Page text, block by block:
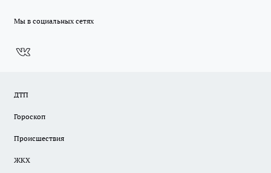
Мы в социальных сетях
ДТП
Гороскоп
Происшествия
ЖКХ